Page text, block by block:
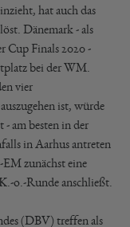
hat auch das
Dänemark - als
Cup Finals 2020 -
bei der WM.
vier
ist, würde
am besten in der
in Aarhus antreten
zunächst eine
o.-Runde anschließt.
(DBV) treffen als